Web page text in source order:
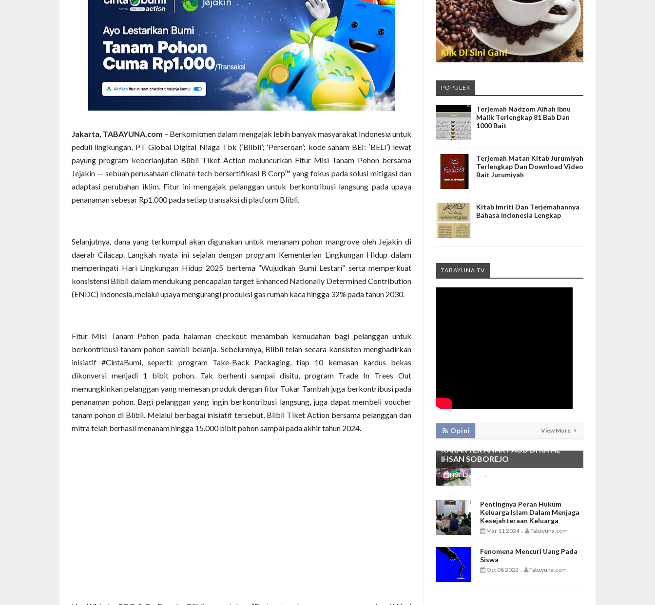
Jakarta, TABAYUNA.com – Berkomitmen dalam mengajak lebih banyak masyarakat Indonesia untuk
peduli lingkungan, PT Global Digital Niaga Tbk (‘Blibli’; ‘Perseroan’; kode saham BEI: ‘BELI’) lewat
payung program keberlanjutan Blibli Tiket Action meluncurkan Fitur Misi Tanam Pohon bersama
Jejakin — sebuah perusahaan climate tech bersertifikasi B Corp™ yang fokus pada solusi mitigasi dan
adaptasi perubahan iklim. Fitur ini mengajak pelanggan untuk berkontribusi langsung pada upaya
penanaman sebesar Rp1.000 pada setiap transaksi di platform Blibli.
Selanjutnya, dana yang terkumpul akan digunakan untuk menanam pohon mangrove oleh Jejakin di
daerah Cilacap. Langkah nyata ini sejalan dengan program Kementerian Lingkungan Hidup dalam
memperingati Hari Lingkungan Hidup 2025 bertema “Wujudkan Bumi Lestari” serta memperkuat
konsistensi Blibli dalam mendukung pencapaian target Enhanced Nationally Determined Contribution
(ENDC) Indonesia, melalui upaya mengurangi produksi gas rumah kaca hingga 32% pada tahun 2030.
Fitur Misi Tanam Pohon pada halaman checkout menambah kemudahan bagi pelanggan untuk
berkontribusi tanam pohon sambil belanja. Sebelumnya, Blibli telah secara konsisten menghadirkan
inisiatif #CintaBumi, seperti: program Take-Back Packaging, tiap 10 kemasan kardus bekas
dikonversi menjadi 1 bibit pohon. Tak berhenti sampai disitu, program Trade In Trees Out
memungkinkan pelanggan yang memesan produk dengan fitur Tukar Tambah juga berkontribusi pada
penanaman pohon. Bagi pelanggan yang ingin berkontribusi langsung, juga dapat membeli voucher
tanam pohon di Blibli. Melalui berbagai inisiatif tersebut, Blibli Tiket Action bersama pelanggan dan
mitra telah berhasil menanam hingga 15.000 bibit pohon sampai pada akhir tahun 2024.
POPULER
Terjemah Nadzom Alfiah Ibnu
Malik Terlengkap 81 Bab Dan
1000 Bait
Terjemah Matan Kitab Jurumiyah
Terlengkap Dan Download Video
Bait Jurumiyah
Kitab Imriti Dan Terjemahannya
Bahasa Indonesia Lengkap
TABAYUNA TV
Opini View More
PEMBIASAAN SHALAT DHUHA DAN
MENGAJI SEBAGAI FONDASI
KARAKTER ANAK PAUD DI RA AL
IHSAN SOBOREJO
Nov 13 2025 -
Pentingnya Peran Hukum
Keluarga Islam Dalam Menjaga
Kesejahteraan Keluarga
Mar 11 2024 - Tabayuna.com
Fenomena Mencuri Uang Pada
Siswa
Oct 08 2022 - Tabayuna.com